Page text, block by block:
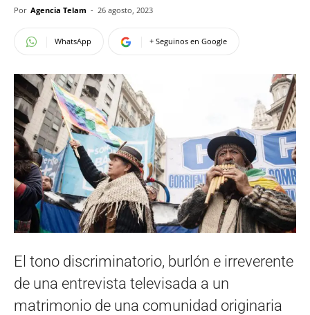
Por Agencia Telam - 26 agosto, 2023
WhatsApp + Seguinos en Google
El tono discriminatorio, burlón e irreverente
de una entrevista televisada a un
matrimonio de una comunidad originaria